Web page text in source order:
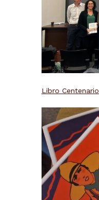
Libro